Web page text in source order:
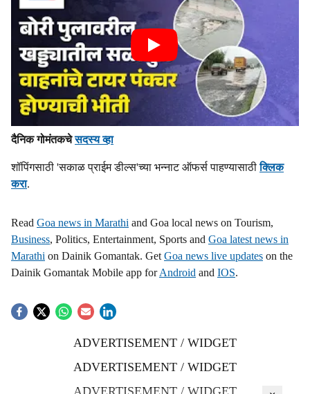
दैनिक गोमंतकचेसदस्य व्हा
शॉपिंगसाठी 'सकाळ प्राईम डील्स'च्या भन्नाट ऑफर्स पाहण्यासाठीक्लिक
करा.
Read Goa news in Marathi and Goa local news on Tourism,
Business, Politics, Entertainment, Sports and Goa latest news in
Marathi on Dainik Gomantak. Get Goa news live updates on the
Dainik Gomantak Mobile app forAndroid and IOS.
ADVERTISEMENT / WIDGET
ADVERTISEMENT / WIDGET
ADVERTISEMENT / WIDGET